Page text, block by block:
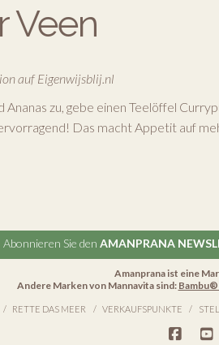
Veen
auf Eigenwijsblij.nl
zu, gebe einen Teelöffel
Das macht Appetit auf
Abonnieren Sie den AMANPRANA
Amanprana ist eine
Andere Marken von Mannavita sind: Bambu®
RETTE DAS MEER VERKAUFSPUNKTE